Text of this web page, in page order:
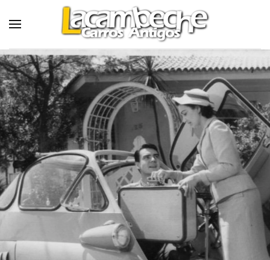
Skip to main content